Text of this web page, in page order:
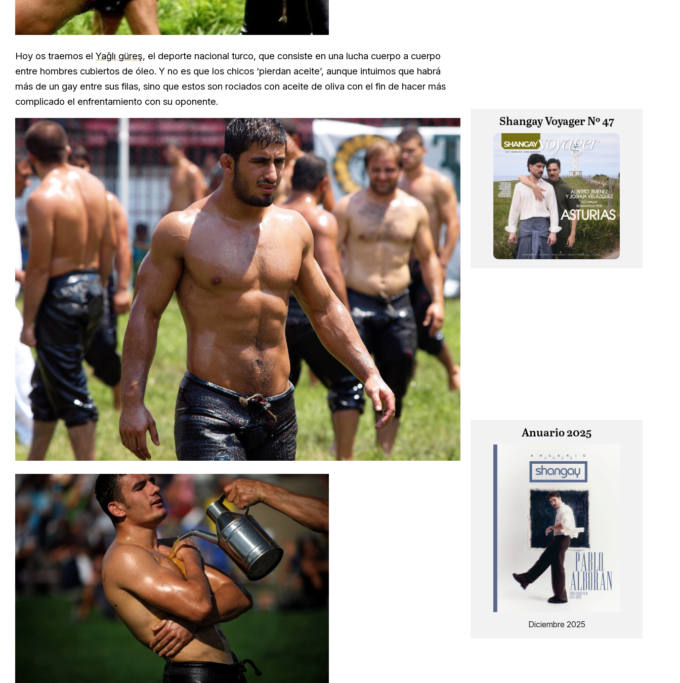
Hoy os traemos el Yağlı güreş, el deporte nacional turco, que consiste en una lucha cuerpo a cuerpo
entre hombres cubiertos de óleo. Y no es que los chicos ‘pierdan aceite’, aunque intuimos que habrá
más de un gay entre sus filas, sino que estos son rociados con aceite de oliva con el fin de hacer más
complicado el enfrentamiento con su oponente.
Shangay Voyager Nº 47
Anuario 2025
Diciembre 2025